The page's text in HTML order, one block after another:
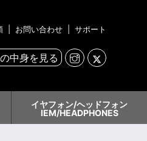
お問い合わせ サポート
中身を見る
イヤフォン/ヘッドフォン
IEM/HEADPHONES